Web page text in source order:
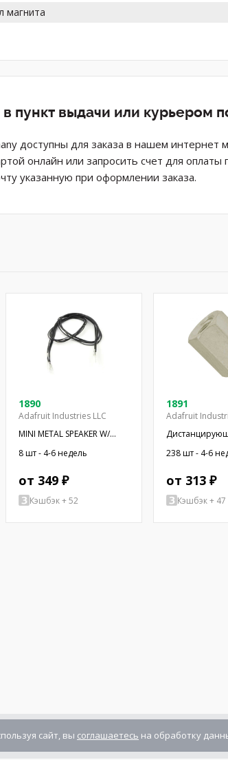
магнита
пункт выдачи или курьером
доступны для заказа в нашем интернет
онлайн или запросить счет для
указанную при оформлении заказа.
1890
Adafruit Industries LLC
MINI METAL SPEAKER W/
WIRES
8 шт - 4-6 недель
от 349 ₽
Кэшбэк + 52
1891
Adafruit
резьбой; 6,4мм;
Внутр.резьба:
238 шт - 4-6
от 313 ₽
Кэшбэк + 47
сайт, вы соглашаетесь на обработку